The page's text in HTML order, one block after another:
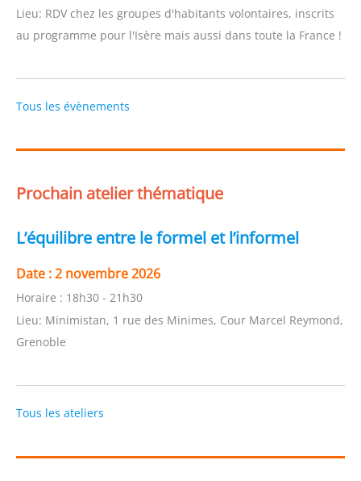
Lieu: RDV chez les groupes d'habitants volontaires, inscrits
au programme pour l'Isère mais aussi dans toute la France !
Tous les évènements
Prochain atelier thématique
L’équilibre entre le formel et l’informel
Date :2 novembre 2026
Horaire : 18h30 - 21h30
Lieu: Minimistan, 1 rue des Minimes, Cour Marcel Reymond,
Grenoble
Tous les ateliers